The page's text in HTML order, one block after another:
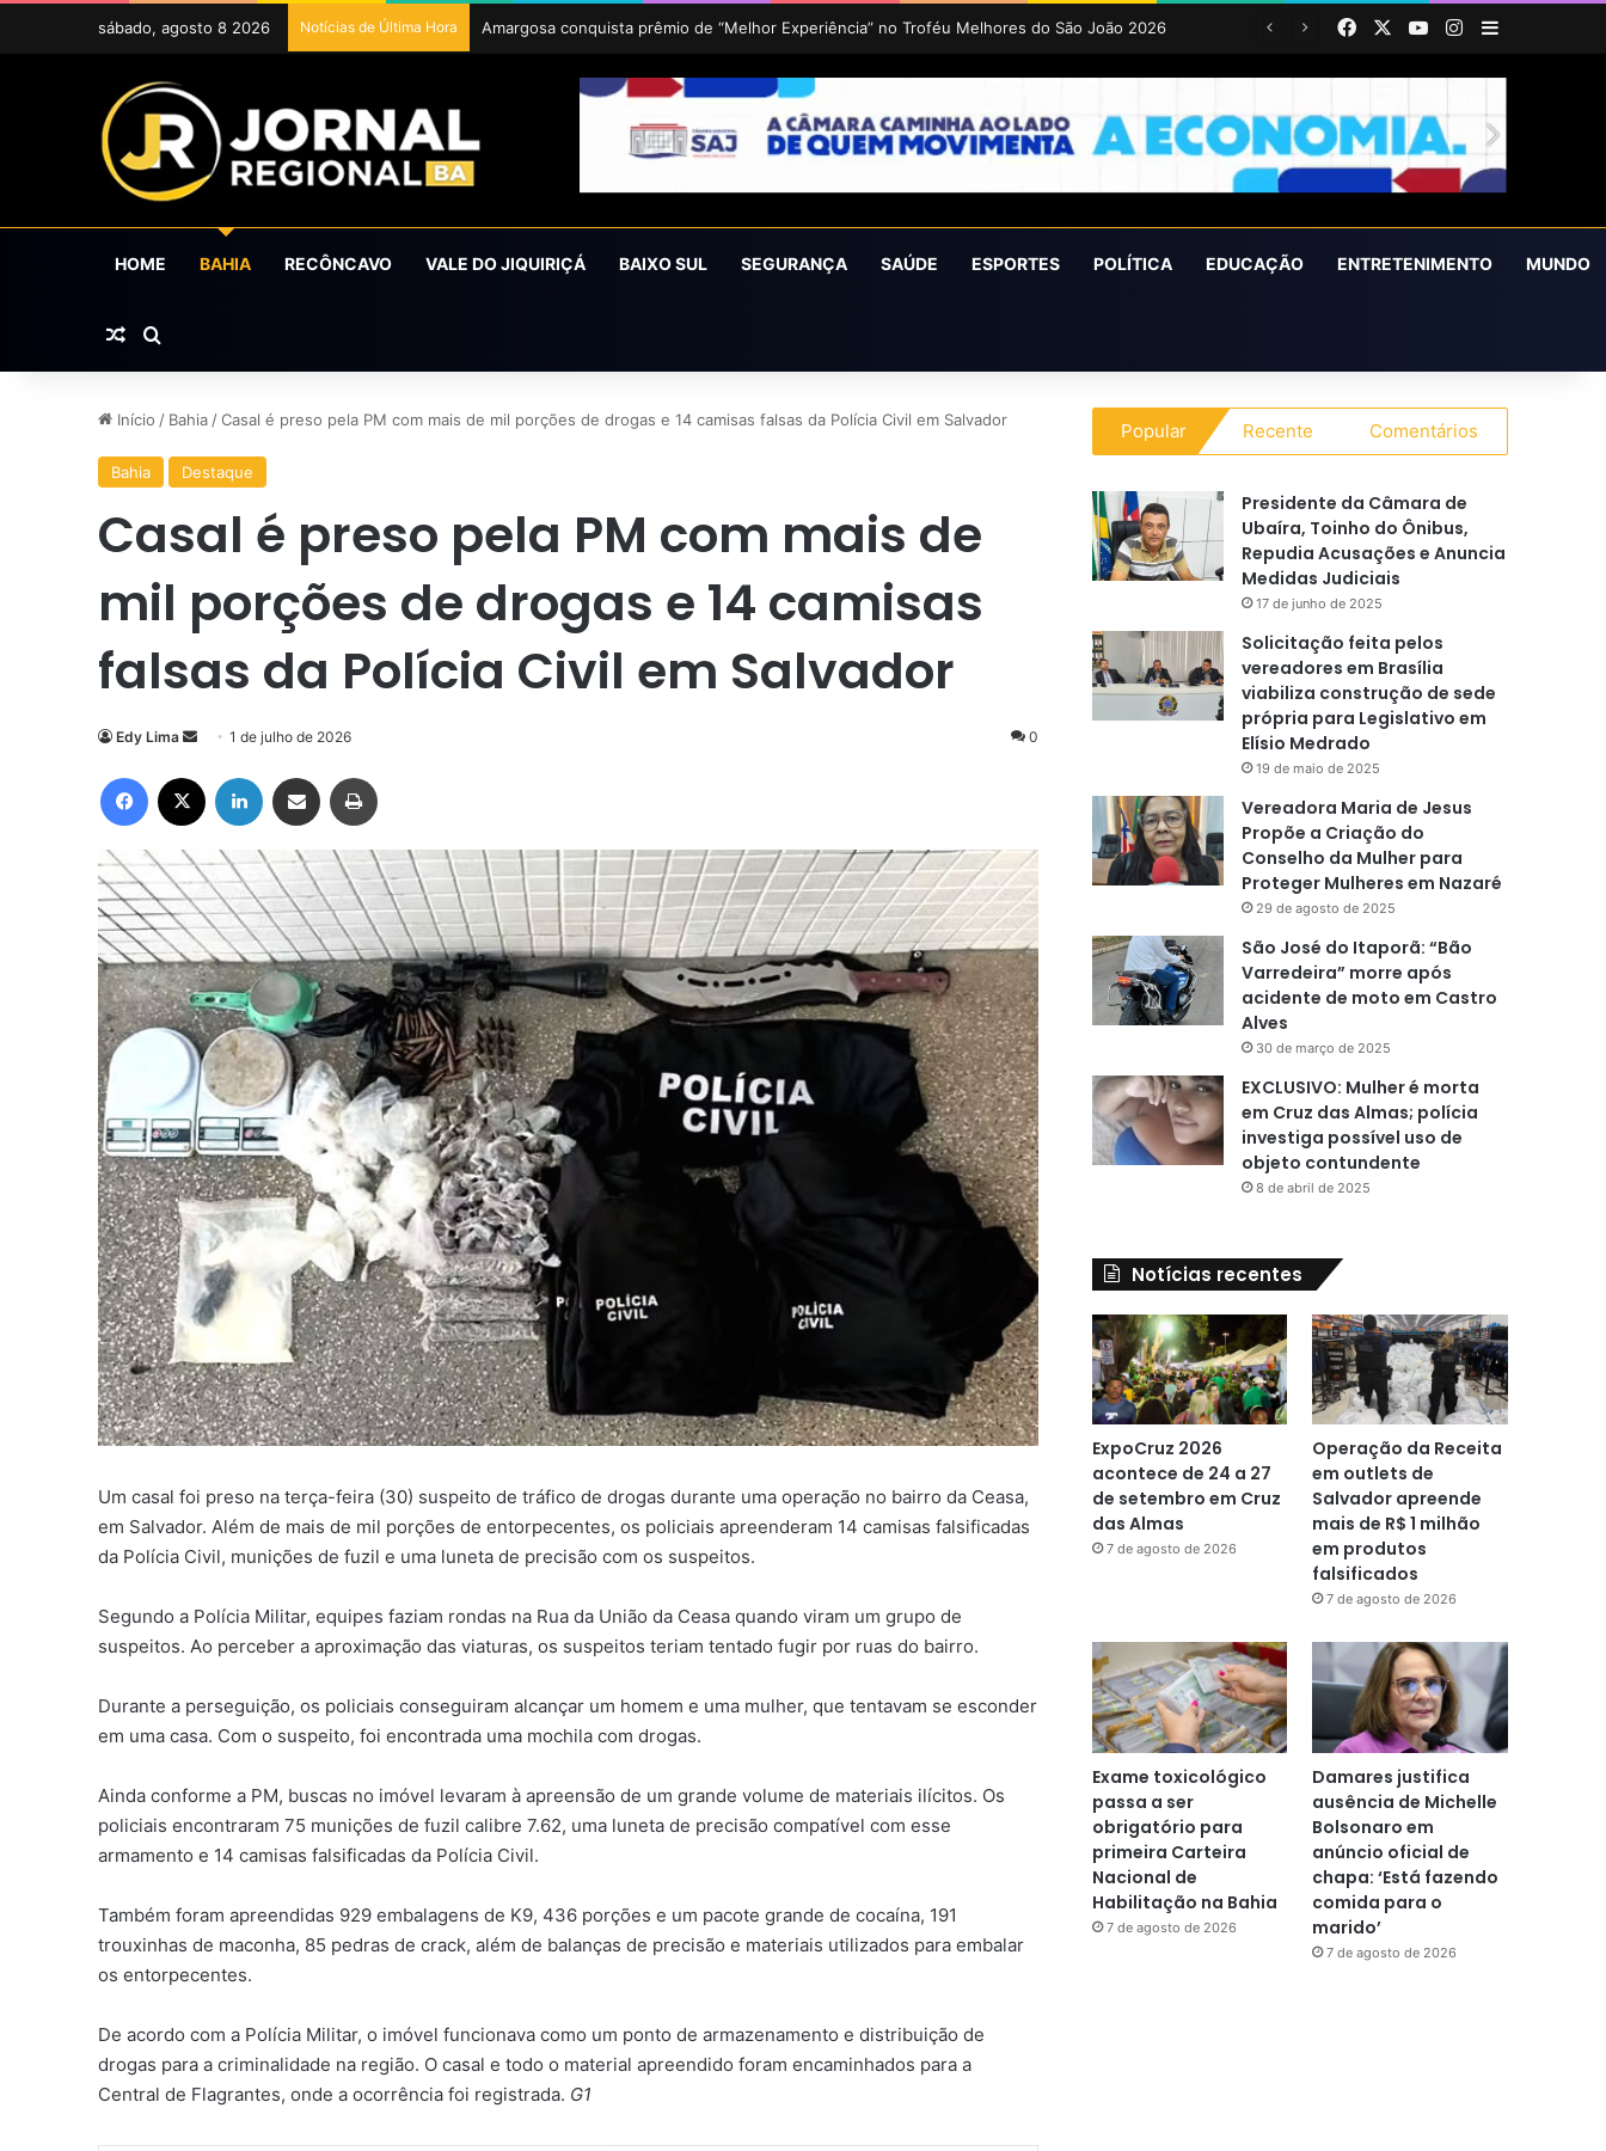
sábado, agosto 8 2026 Notícias de Última Hora ExpoCruz 2026 acontece de 24 a 27 de setembro em Cruz das Almas FacebookYouTubeInstagram
Barra
HOME BAHIA RECÔNCAVO VALE DO JIQUIRIÇÁ BAIXO SUL SEGURANÇA SAÚDE ESPORTES POLÍTICA EDUCAÇÃO ENTRETENIMENTO MUNDO
Artigo aleatório
Procurar por
Início / Bahia / Casal é preso pela PM com mais de mil porções de drogas e 14 camisas falsas da Polícia Civil em Salvador
Bahia Destaque
Casal é preso pela PM com mais de
mil porções de drogas e 14 camisas
falsas da Polícia Civil em Salvador
Edy Lima
Mande
e-
mail
1 de julho de 2026 0
Facebook Linkedin Compartilhar via e-mail
Um casal foi preso na terça-feira (30) suspeito de tráfico de drogas durante uma operação no bairro da Ceasa,
em Salvador. Além de mais de mil porções de entorpecentes, os policiais apreenderam 14 camisas falsificadas
da Polícia Civil, munições de fuzil e uma luneta de precisão com os suspeitos.
Segundo a Polícia Militar, equipes faziam rondas na Rua da União da Ceasa quando viram um grupo de
suspeitos. Ao perceber a aproximação das viaturas, os suspeitos teriam tentado fugir por ruas do bairro.
Durante a perseguição, os policiais conseguiram alcançar um homem e uma mulher, que tentavam se esconder
em uma casa. Com o suspeito, foi encontrada uma mochila com drogas.
Ainda conforme a PM, buscas no imóvel levaram à apreensão de um grande volume de materiais ilícitos. Os
policiais encontraram 75 munições de fuzil calibre 7.62, uma luneta de precisão compatível com esse
armamento e 14 camisas falsificadas da Polícia Civil.
Também foram apreendidas 929 embalagens de K9, 436 porções e um pacote grande de cocaína, 191
trouxinhas de maconha, 85 pedras de crack, além de balanças de precisão e materiais utilizados para embalar
os entorpecentes.
De acordo com a Polícia Militar, o imóvel funcionava como um ponto de armazenamento e distribuição de
drogas para a criminalidade na região. O casal e todo o material apreendido foram encaminhados para a
Central de Flagrantes, onde a ocorrência foi registrada. G1
Popular Recente Comentários
Presidente da Câmara de
Ubaíra, Toinho do Ônibus,
Repudia Acusações e Anuncia
Medidas Judiciais
17 de junho de 2025
Solicitação feita pelos
vereadores em Brasília
viabiliza construção de sede
própria para Legislativo em
Elísio Medrado
19 de maio de 2025
Vereadora Maria de Jesus
Propõe a Criação do
Conselho da Mulher para
Proteger Mulheres em Nazaré
29 de agosto de 2025
São José do Itaporã: “Bão
Varredeira” morre após
acidente de moto em Castro
Alves
30 de março de 2025
EXCLUSIVO: Mulher é morta
em Cruz das Almas; polícia
investiga possível uso de
objeto contundente
8 de abril de 2025
Notícias recentes
ExpoCruz 2026
acontece de 24 a 27
de setembro em Cruz
das Almas
7 de agosto de 2026
Operação da Receita
em outlets de
Salvador apreende
mais de R$ 1 milhão
em produtos
falsificados
7 de agosto de 2026
Exame toxicológico
passa a ser
obrigatório para
primeira Carteira
Nacional de
Habilitação na Bahia
7 de agosto de 2026
Damares justifica
ausência de Michelle
Bolsonaro em
anúncio oficial de
chapa: ‘Está fazendo
comida para o
marido’
7 de agosto de 2026